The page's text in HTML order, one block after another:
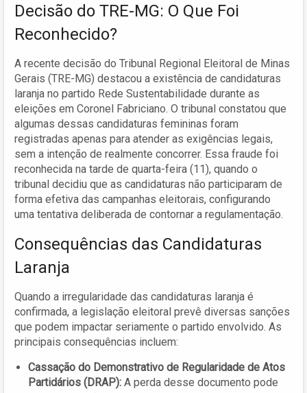
Decisão do TRE-MG: O Que Foi
Reconhecido?
A recente decisão do Tribunal Regional Eleitoral de Minas
Gerais (TRE-MG) destacou a existência de candidaturas
laranja no partido Rede Sustentabilidade durante as
eleições em Coronel Fabriciano. O tribunal constatou que
algumas dessas candidaturas femininas foram
registradas apenas para atender as exigências legais,
sem a intenção de realmente concorrer. Essa fraude foi
reconhecida na tarde de quarta-feira (11), quando o
tribunal decidiu que as candidaturas não participaram de
forma efetiva das campanhas eleitorais, configurando
uma tentativa deliberada de contornar a regulamentação.
Consequências das Candidaturas
Laranja
Quando a irregularidade das candidaturas laranja é
confirmada, a legislação eleitoral prevê diversas sanções
que podem impactar seriamente o partido envolvido. As
principais consequências incluem:
Cassação do Demonstrativo de Regularidade de Atos
Partidários (DRAP): A perda desse documento pode